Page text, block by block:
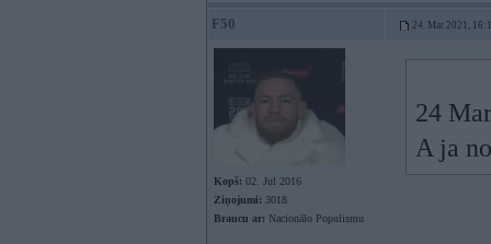
F50 24. Mar 2021,
Kopš: 02. Jul 2016
Ziņojumi: 3018
Braucu ar: Nacionālo Populismu
24
A ja